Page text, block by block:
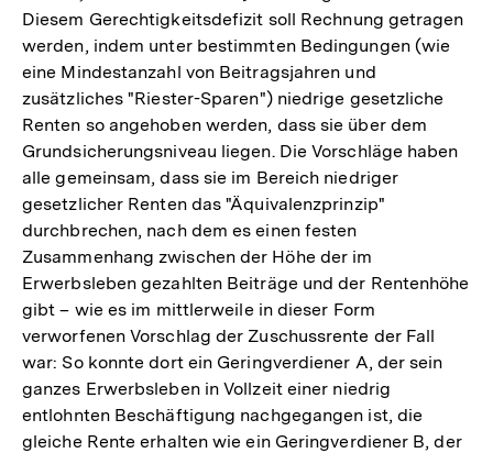
Diesem Gerechtigkeitsdefizit soll Rechnung getragen
werden, indem unter bestimmten Bedingungen (wie
eine Mindestanzahl von Beitragsjahren und
zusätzliches "Riester-Sparen") niedrige gesetzliche
Renten so angehoben werden, dass sie über dem
Grundsicherungsniveau liegen. Die Vorschläge haben
alle gemeinsam, dass sie im Bereich niedriger
gesetzlicher Renten das "Äquivalenzprinzip"
durchbrechen, nach dem es einen festen
Zusammenhang zwischen der Höhe der im
Erwerbsleben gezahlten Beiträge und der Rentenhöhe
gibt – wie es im mittlerweile in dieser Form
verworfenen Vorschlag der Zuschussrente der Fall
war: So konnte dort ein Geringverdiener A, der sein
ganzes Erwerbsleben in Vollzeit einer niedrig
entlohnten Beschäftigung nachgegangen ist, die
gleiche Rente erhalten wie ein Geringverdiener B, der